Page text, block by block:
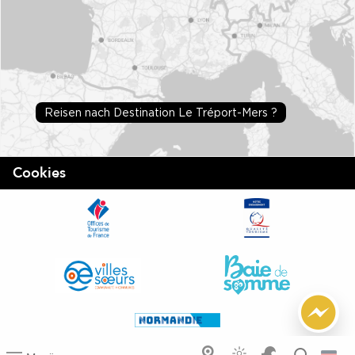
Reisen nach Destination Le Tréport-Mers ?
Cookies